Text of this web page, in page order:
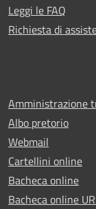
Leggi le FAQ
Richiesta di
Amministrazione
Albo pretorio
Webmail
Cartellini online
Bacheca online
Bacheca online